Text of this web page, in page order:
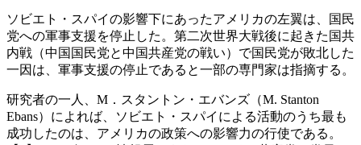
ソビエト・スパイの影響下にあったアメリカの左翼は、国民
党への軍事支援を停止した。第二次世界大戦後に起きた国共
内戦（中国国民党と中国共産党の戦い）で国民党が敗北した
一因は、軍事支援の停止であると一部の専門家は指摘する。
研究者の一人、M．スタントン・エバンズ（M. Stanton
Ebans）によれば、ソビエト・スパイによる活動のうち最も
成功したのは、アメリカの政策への影響力の行使である。